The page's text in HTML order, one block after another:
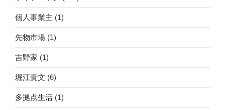
個人事業主 (1)
先物市場 (1)
吉野家 (1)
堀江貴文 (6)
多拠点生活 (1)